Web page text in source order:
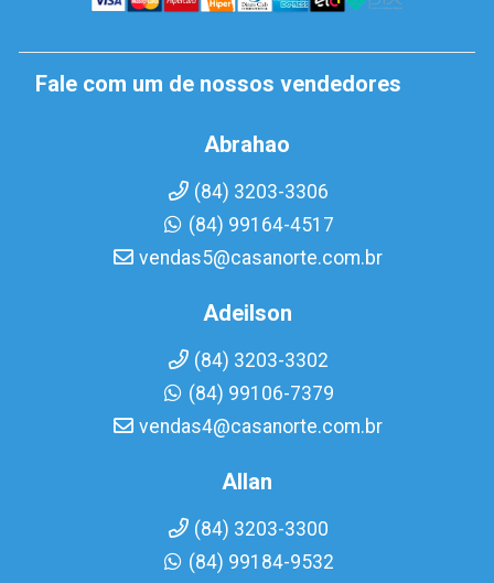
Fale com um de nossos vendedores
Abrahao
(84) 3203-3306
(84) 99164-4517
vendas5@casanorte.com.br
Adeilson
(84) 3203-3302
(84) 99106-7379
vendas4@casanorte.com.br
Allan
(84) 3203-3300
(84) 99184-9532